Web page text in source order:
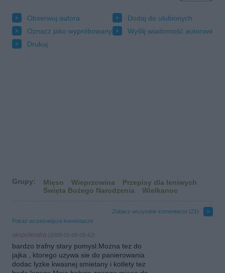
Obserwuj autora
Dodaj do ulubionych
Oznacz jako wypróbowany
Wyślij wiadomość autorowi
Drukuj
Grupy: Mięso Wieprzowina
Przepisy dla leniwych
Święta Bożego Narodzenia
Wielkanoc
Zobacz wszystkie komentarze (21)
Pokaż wcześniejsze komentarze
skopolendra (2009-01-09 08:42)
bardzo trafny stary pomysl.Mozna tez do
jajka , ktorego uzywa sie do panierowania
dodac lyzke kwasnej smietany i kotlety tez